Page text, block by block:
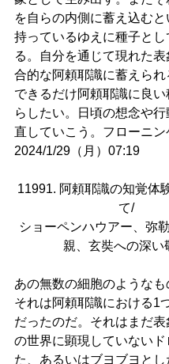
を自らの内側に蓄え込む
持っているゆえに種子と
る。自分を通じて現れた
合的な阿頼耶識に蓄えられ
できるだけ阿頼耶識に良い
らしたい。日頃の想念や
直していこう。フローニン
2024/1/29（月）07:19
11991. 阿頼耶識の知覚体
て/
ショーペンハウアー、弥
親、玄奘への深い
あの無数の細胞のようなも
それは阿頼耶識における1
だったのだ。それはまだ表
の世界に顕現していないド
た、あるいはブヨブヨとし